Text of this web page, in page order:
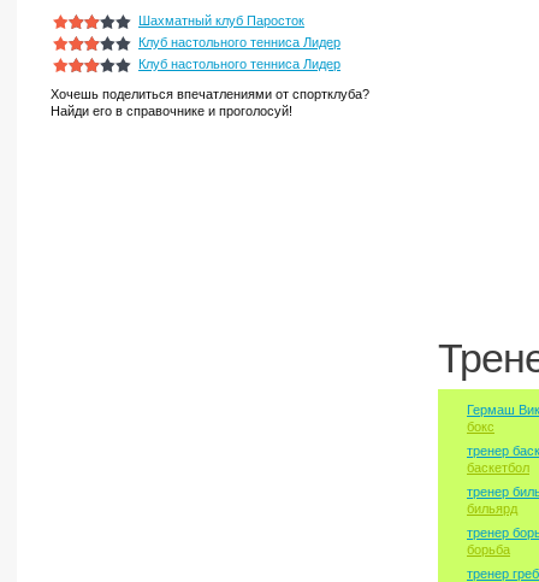
Шахматный клуб Паросток
Клуб настольного тенниса Лидер
Клуб настольного тенниса Лидер
Хочешь поделиться впечатлениями от спортклуба?
Найди его в справочнике и проголосуй!
Гермаш
бокс
тренер
баскетбол
тренер
бильярд
тренер
борьба
тренер